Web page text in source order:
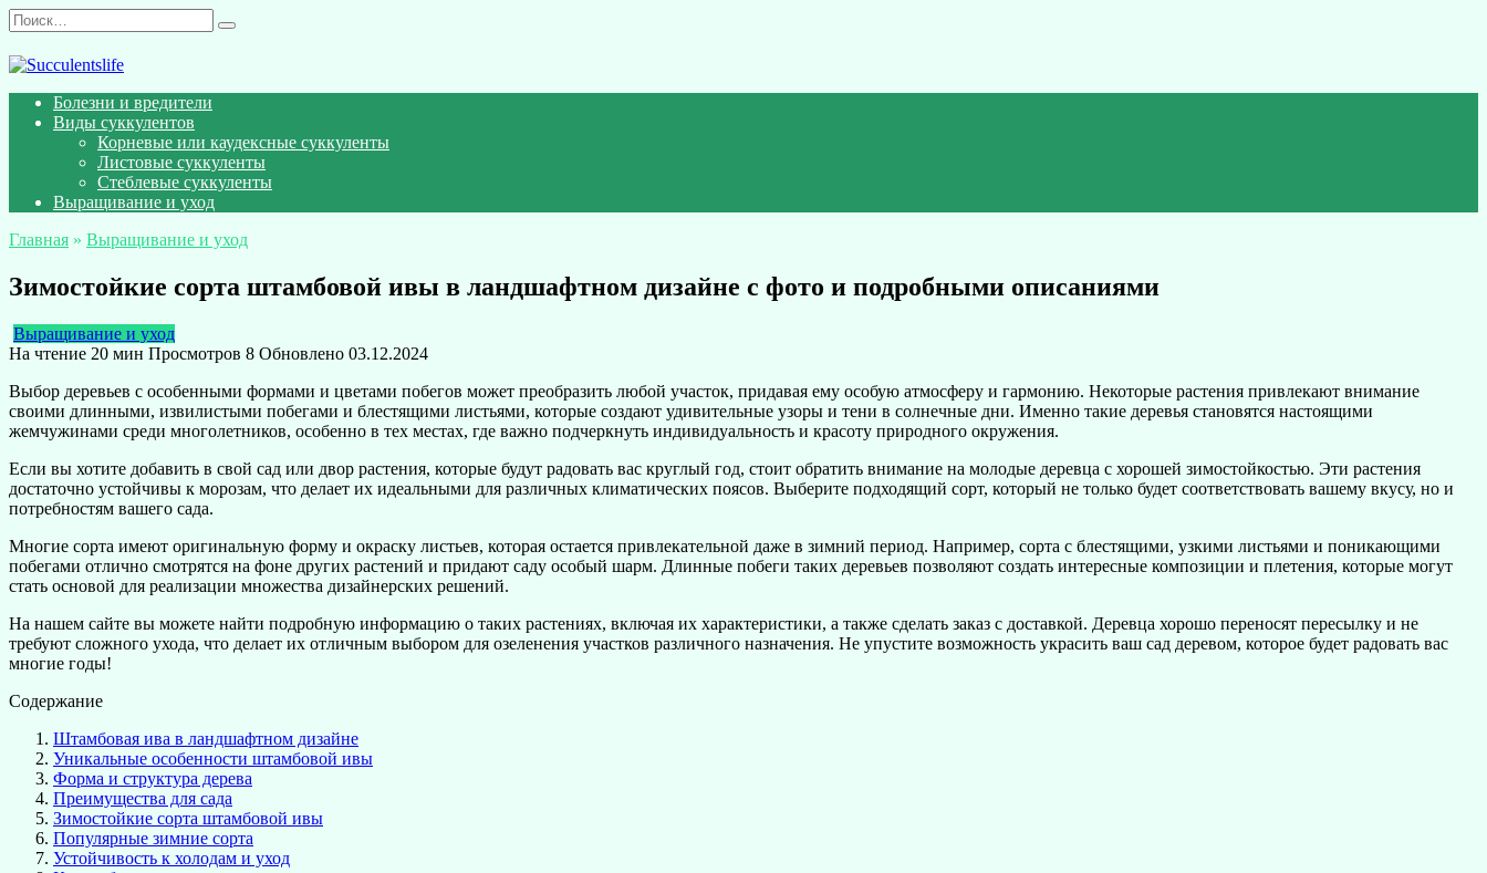
Перейти
к
содержанию
Search
for:
Болезни и вредители
Виды суккулентов
Корневые или каудексные суккуленты
Листовые суккуленты
Стеблевые суккуленты
Выращивание и уход
Главная » Выращивание и уход
Зимостойкие сорта штамбовой ивы в ландшафтном дизайне с фото и подробными описаниями
Выращивание и уход
На чтение 20 мин Просмотров 8 Обновлено 03.12.2024
Выбор деревьев с особенными формами и цветами побегов может преобразить любой участок, придавая ему особую атмосферу и гармонию. Некоторые растения привлекают внимание
своими длинными, извилистыми побегами и блестящими листьями, которые создают удивительные узоры и тени в солнечные дни. Именно такие деревья становятся настоящими
жемчужинами среди многолетников, особенно в тех местах, где важно подчеркнуть индивидуальность и красоту природного окружения.
Если вы хотите добавить в свой сад или двор растения, которые будут радовать вас круглый год, стоит обратить внимание на молодые деревца с хорошей зимостойкостью. Эти растения
достаточно устойчивы к морозам, что делает их идеальными для различных климатических поясов. Выберите подходящий сорт, который не только будет соответствовать вашему вкусу, но и
потребностям вашего сада.
Многие сорта имеют оригинальную форму и окраску листьев, которая остается привлекательной даже в зимний период. Например, сорта с блестящими, узкими листьями и поникающими
побегами отлично смотрятся на фоне других растений и придают саду особый шарм. Длинные побеги таких деревьев позволяют создать интересные композиции и плетения, которые могут
стать основой для реализации множества дизайнерских решений.
На нашем сайте вы можете найти подробную информацию о таких растениях, включая их характеристики, а также сделать заказ с доставкой. Деревца хорошо переносят пересылку и не
требуют сложного ухода, что делает их отличным выбором для озеленения участков различного назначения. Не упустите возможность украсить ваш сад деревом, которое будет радовать вас
многие годы!
Содержание
Штамбовая ива в ландшафтном дизайне
Уникальные особенности штамбовой ивы
Форма и структура дерева
Преимущества для сада
Зимостойкие сорта штамбовой ивы
Популярные зимние сорта
Устойчивость к холодам и уход